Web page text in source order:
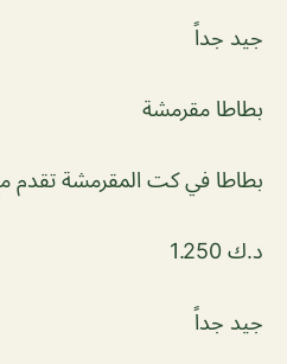
جيد جداً
بطاطا مقرمشة
بطاطا في كت المقرمشة تقدم
د.ك 1.250
جيد جداً